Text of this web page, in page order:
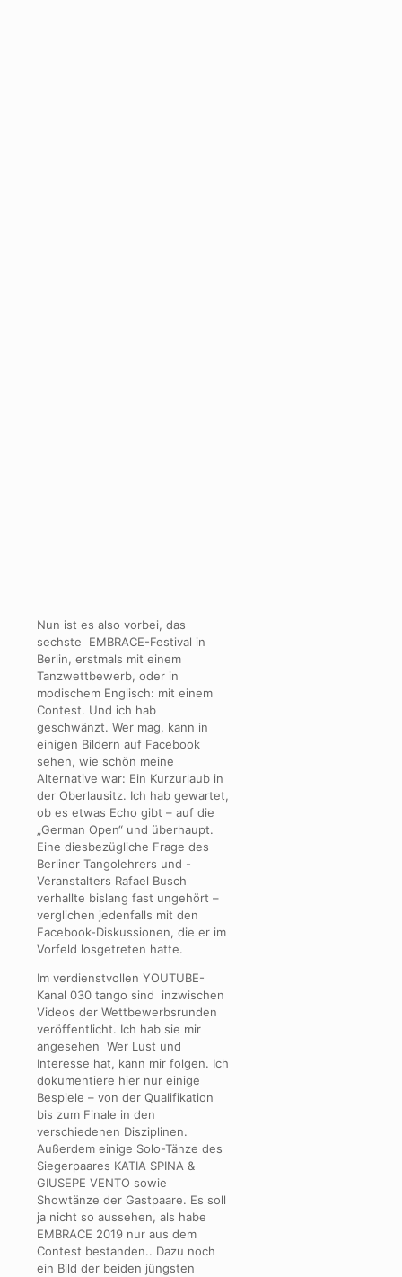
Nun ist es also vorbei, das
sechste EMBRACE-Festival in
Berlin, erstmals mit einem
Tanzwettbewerb, oder in
modischem Englisch: mit einem
Contest. Und ich hab
geschwänzt. Wer mag, kann in
einigen Bildern auf Facebook
sehen, wie schön meine
Alternative war: Ein Kurzurlaub in
der Oberlausitz. Ich hab gewartet,
ob es etwas Echo gibt – auf die
„German Open“ und überhaupt.
Eine diesbezügliche Frage des
Berliner Tangolehrers und -
Veranstalters Rafael Busch
verhallte bislang fast ungehört –
verglichen jedenfalls mit den
Facebook-Diskussionen, die er im
Vorfeld losgetreten hatte.
Im verdienstvollen YOUTUBE-
Kanal 030 tango sind inzwischen
Videos der Wettbewerbsrunden
veröffentlicht. Ich hab sie mir
angesehen Wer Lust und
Interesse hat, kann mir folgen. Ich
dokumentiere hier nur einige
Bespiele – von der Qualifikation
bis zum Finale in den
verschiedenen Disziplinen.
Außerdem einige Solo-Tänze des
Siegerpaares KATIA SPINA &
GIUSEPE VENTO sowie
Showtänze der Gastpaare. Es soll
ja nicht so aussehen, als habe
EMBRACE 2019 nur aus dem
Contest bestanden.. Dazu noch
ein Bild der beiden jüngsten